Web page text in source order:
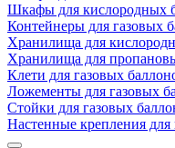
Шкафы для кислородных
Контейнеры для газовых
Хранилища для
Хранилища для
Клети для газовых
Ложементы для газовых
Стойки для газовых
Настенные крепления для